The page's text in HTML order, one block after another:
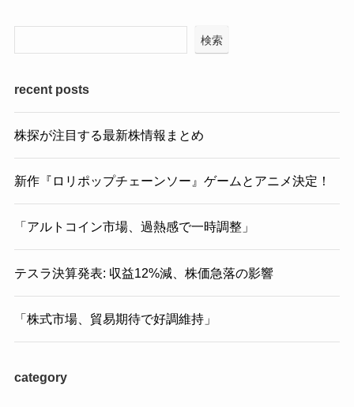
検索
recent posts
株探が注目する最新株情報まとめ
新作『ロリポップチェーンソー』ゲームとアニメ決定！
「アルトコイン市場、過熱感で一時調整」
テスラ決算発表: 収益12%減、株価急落の影響
「株式市場、貿易期待で好調維持」
category